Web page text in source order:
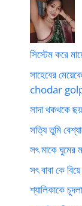
সিস্টেম করে
সাহেবের
chodar
সাদা থকথকে
সত্যি তুমি
সৎ মাকে ঘুমের
সৎ বাবা কে
শ্যালিকাকে